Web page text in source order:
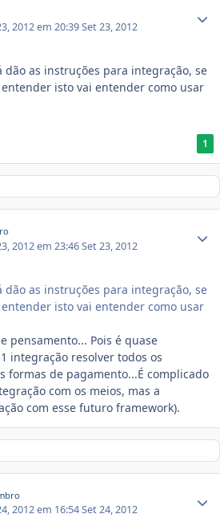
2012 em 20:39Set 23, 2012
dão as instruções para integração, se
isto vai entender como usar
1
2012 em 23:46Set 23, 2012
dão as instruções para integração, se
isto vai entender como usar
pensamento... Pois é quase
integração resolver todos os
formas de pagamento...É complicado
com os meios, mas a
com esse futuro framework).
2012 em 16:54Set 24, 2012